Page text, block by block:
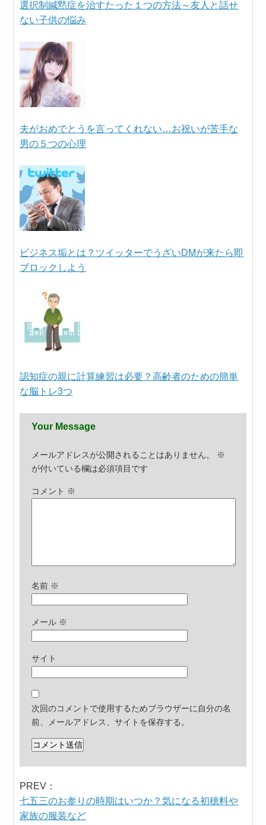
選択制緘黙症を治すたった１つの方法～友人と話せ
ない子供の悩み
夫がおめでとうを言ってくれない…お祝いが苦手な
男の５つの心理
ビジネス垢とは？ツイッターでうざいDMが来たら即
ブロックしよう
認知症の親に計算練習は必要？高齢者のための簡単
な脳トレ3つ
Your Message
メールアドレスが公開されることはありません。
※
が付いている欄は必須項目です
コメント ※
名前 ※
メール ※
サイト
次回のコメントで使用するためブラウザーに自分の名
前、メールアドレス、サイトを保存する。
PREV：
七五三のお参りの時期はいつか？気になる初穂料や
家族の服装など